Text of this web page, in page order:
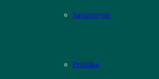
Savanorystė
Praktika